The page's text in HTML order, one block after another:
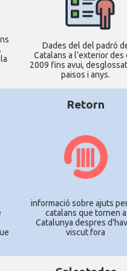
Dades del del padró
Catalans a l'exterior des
2009 fins avui,
paisos i anys.
Retorn
informació sobre ajuts
catalans que tornen a
Catalunya despres
viscut fora